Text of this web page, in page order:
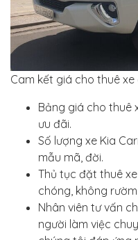
Cam kết giá cho thuê
Bảng giá cho thuê
ưu đãi.
Số lượng xe Kia
mẫu mã, đời.
Thủ tục đặt thuê
chóng, không
Nhân viên tư vấn
người làm việc